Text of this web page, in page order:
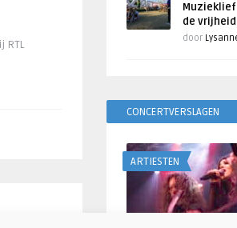
RTL
de
door
CONCERTVERSLAGEN
ARTIESTEN